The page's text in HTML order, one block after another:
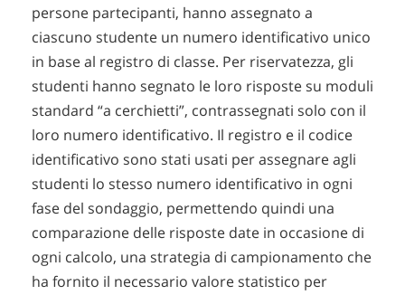
persone partecipanti, hanno assegnato a
ciascuno studente un numero identificativo unico
in base al registro di classe. Per riservatezza, gli
studenti hanno segnato le loro risposte su moduli
standard “a cerchietti”, contrassegnati solo con il
loro numero identificativo. Il registro e il codice
identificativo sono stati usati per assegnare agli
studenti lo stesso numero identificativo in ogni
fase del sondaggio, permettendo quindi una
comparazione delle risposte date in occasione di
ogni calcolo, una strategia di campionamento che
ha fornito il necessario valore statistico per